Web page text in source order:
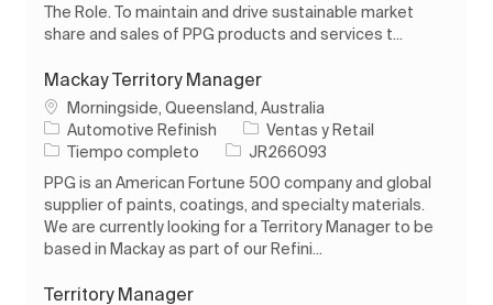
The Role. To maintain and drive sustainable market
share and sales of PPG products and services t...
Mackay Territory Manager
Ubicación
Morningside, Queensland, Australia
Automotive Refinish
Categoría
Ventas y Retail
Tipo de trabajo
Tiempo completo ID de trabajo
JR266093
PPG is an American Fortune 500 company and global
supplier of paints, coatings, and specialty materials.
We are currently looking for a Territory Manager to be
based in Mackay as part of our Refini...
Territory Manager